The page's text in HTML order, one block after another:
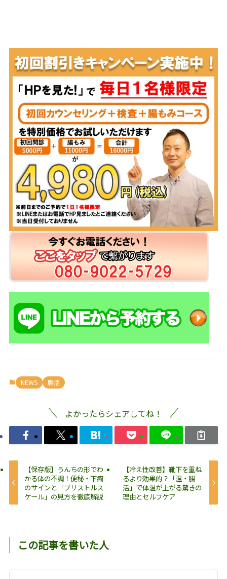
NEWS 腸活
よかったらシェアしてね！
【保存版】うんちの形でわ
かる体の不調！便秘・下痢
のサインと「ブリストルス
ケール」の見方を徹底解説
【冷え性改善】靴下を重ね
るより効果的？「温・腸
活」で体温が上がる驚きの
理由とセルフケア
この記事を書いた人